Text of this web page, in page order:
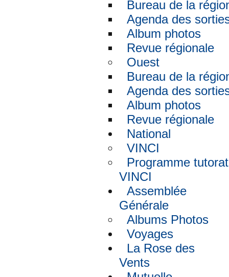
Bureau de la
Agenda des
Album photos
Revue régionale
Ouest
Bureau de la
Agenda des
Album photos
Revue régionale
National
VINCI
Programme tutorat
VINCI
Assemblée
Générale
Albums Photos
Voyages
La Rose des
Vents